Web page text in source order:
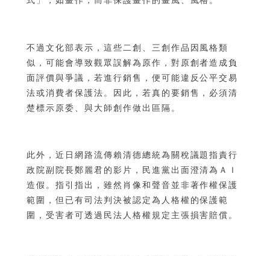
不過文化部表示，這些二創、三創作品因風格類
似，可能會導致觀眾誤解為原作，對原創者造成負
面評價與爭議，若進行銷售，便可能違反公平交易
法或消費者保護法。因此，若真的要銷售，必須清
楚標示原委、與大師創作做出區隔。
此外，近日網路流傳賴清德總統為關稅議題指責行
政院副院長鄭麗君的影片，民進黨出面澄清為ＡＩ
造假。指引指出，雖然肖像和聲音並非著作權保護
範圍，但已有司法判決被認定為人格權的保護範
圍，受害者可透過民法人格權規定主張損害賠償。